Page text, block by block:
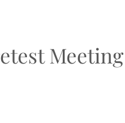
Meeting